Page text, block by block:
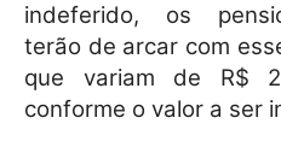
indeferido, os
terão de arcar com
que variam de R$
conforme o valor a ser